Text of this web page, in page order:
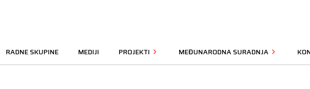
RADNE SKUPINE MEDIJI PROJEKTI MEĐUNARODNA SURADNJA